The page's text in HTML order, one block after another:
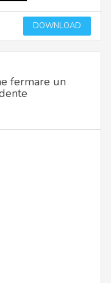
DOWNLOAD
fermare un